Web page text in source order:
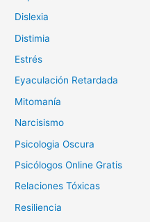
Dislexia
Distimia
Estrés
Eyaculación Retardada
Mitomanía
Narcisismo
Psicologia Oscura
Psicólogos Online Gratis
Relaciones Tóxicas
Resiliencia